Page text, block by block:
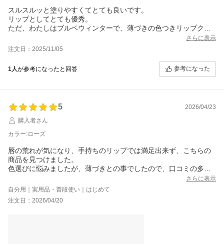
スルスルッと塗りやすくてとても良いです。
リップとしてとても優秀。
ただ、わたしはブルベウィンターで、薄づきの色つきリップクリ
もともとの唇の色がしっかりあるタイプなのでベージュっぽい発
色となりました。
冬はガッツリした色味を好むので、もう一つ濃い色を選ぶべきだ
ったかなぁ…とは思いました。夏はヌーディーな色をつけること
で、マスクをする日などに付けようと思います。
別の濃いめのお色と、色がつかないタイプも検討します。
☆4つはおもったより色味がわたしにとってはベージュよりだった
ためです。
さらに表示
注文日：2025/11/05
1人が参考になったと回答 参考になった
5
2026/04/23
購入者さん
カラー:ローズ
唇の荒れが気になり、手持ちのリップでは満足出来ず、こちらの
商品を見つけました。
色選びに悩みましたが、薄づきとの事でしたので、口コミの多い
注文が夜でしたが、翌々日には届きました。
口コミ通り、スーっとしたミント感があり、薄づきで、使い心地
が良いです。
さらに表示
自分用｜実用品・普段使い｜はじめて
注文日：2026/04/20